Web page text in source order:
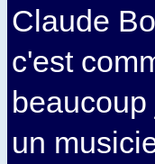
Claude
c'est
un